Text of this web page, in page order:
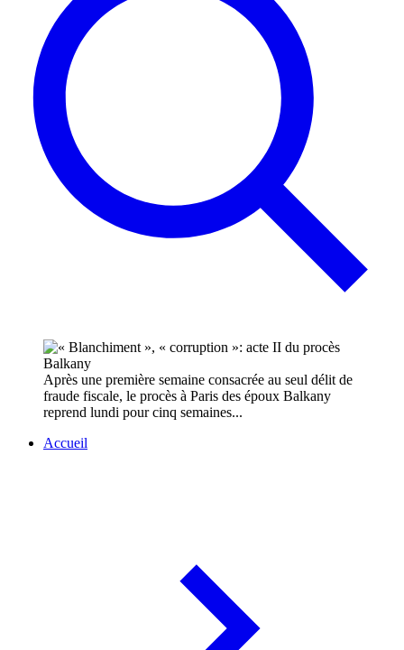
Après une première semaine consacrée au seul délit de
fraude fiscale, le procès à Paris des époux Balkany
reprend lundi pour cinq semaines...
Accueil